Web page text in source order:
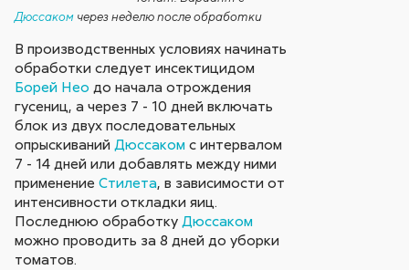
Дюссаком через неделю после обработки
В производственных условиях начинать
обработки следует инсектицидом
Борей Нео до начала отрождения
гусениц, а через 7 - 10 дней включать
блок из двух последовательных
опрыскиванийДюссаком с интервалом
7 - 14 дней или добавлять между ними
применениеСтилета, в зависимости от
интенсивности откладки яиц.
Последнюю обработкуДюссаком
можно проводить за 8 дней до уборки
томатов.